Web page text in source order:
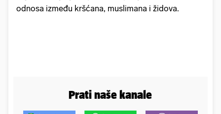
odnosa između kršćana, muslimana i židova.
Prati naše kanale